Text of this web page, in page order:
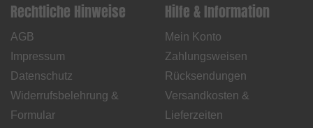
Rechtliche Hinweise
AGB
Impressum
Datenschutz
Widerrufsbelehrung &
Formular
Hilfe & Information
Mein Konto
Zahlungsweisen
Rücksendungen
Versandkosten &
Lieferzeiten